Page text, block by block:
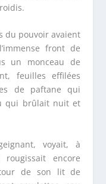
du pouvoir avaient
front de
un monceau de
feuilles effilées
de paftane qui
qui brûlait nuit et
voyait, à
encore
de son lit de